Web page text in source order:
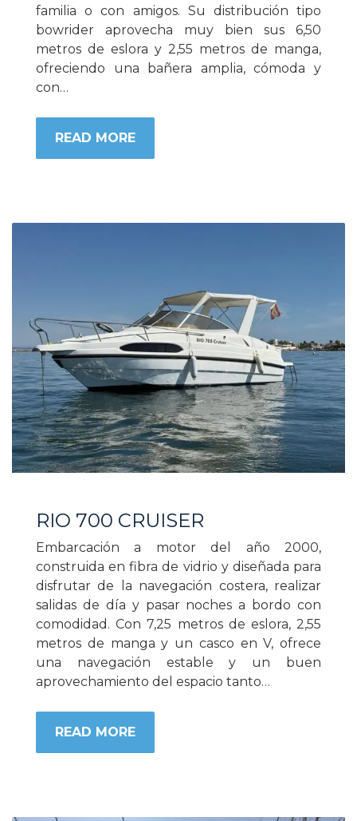
familia o con amigos. Su distribución tipo
bowrider aprovecha muy bien sus 6,50
metros de eslora y 2,55 metros de manga,
ofreciendo una bañera amplia, cómoda y
con…
READ MORE
RIO 700 CRUISER
Embarcación a motor del año 2000,
construida en fibra de vidrio y diseñada para
disfrutar de la navegación costera, realizar
salidas de día y pasar noches a bordo con
comodidad. Con 7,25 metros de eslora, 2,55
metros de manga y un casco en V, ofrece
una navegación estable y un buen
aprovechamiento del espacio tanto…
READ MORE